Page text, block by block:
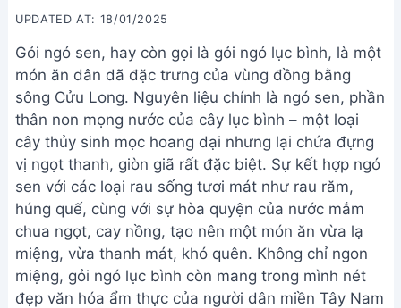
UPDATED AT: 18/01/2025
Gỏi ngó sen, hay còn gọi là gỏi ngó lục bình, là một
món ăn dân dã đặc trưng của vùng đồng bằng
sông Cửu Long. Nguyên liệu chính là ngó sen, phần
thân non mọng nước của cây lục bình – một loại
cây thủy sinh mọc hoang dại nhưng lại chứa đựng
vị ngọt thanh, giòn giã rất đặc biệt. Sự kết hợp ngó
sen với các loại rau sống tươi mát như rau răm,
húng quế, cùng với sự hòa quyện của nước mắm
chua ngọt, cay nồng, tạo nên một món ăn vừa lạ
miệng, vừa thanh mát, khó quên. Không chỉ ngon
miệng, gỏi ngó lục bình còn mang trong mình nét
đẹp văn hóa ẩm thực của người dân miền Tây Nam